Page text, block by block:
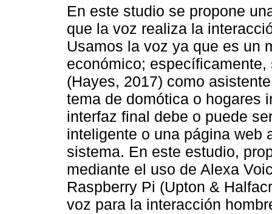
En este studio se propone
que la voz realiza la
Usamos la voz ya que es un
económico;
(Hayes, 2017) como
tema de domótica o hogares
interfaz final debe o puede
inteligente o una página web
sistema. En este estudio,
mediante el uso de Alexa
Raspberry Pi (Upton &
voz para la interacción